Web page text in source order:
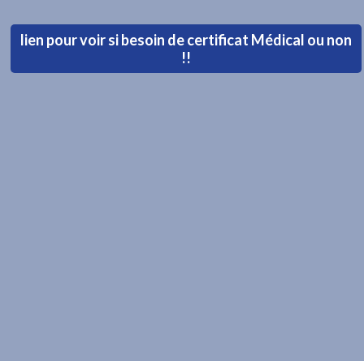
lien pour voir si besoin de certificat Médical ou non
!!